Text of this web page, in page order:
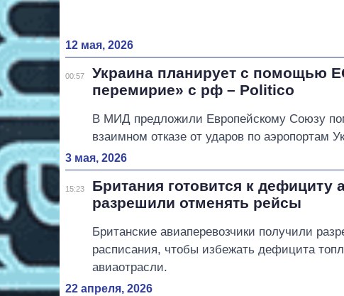
12 мая, 2026
00:57
Украина планирует с помощью
перемирие» с рф – Politico
В МИД предложили Европейскому Союзу
взаимном отказе от ударов по аэропортам
3 мая, 2026
15:23
Британия готовится к дефициту
разрешили отменять рейсы
Британские авиаперевозчики получили
расписания, чтобы избежать дефицита
авиаотрасли.
22 апреля, 2026